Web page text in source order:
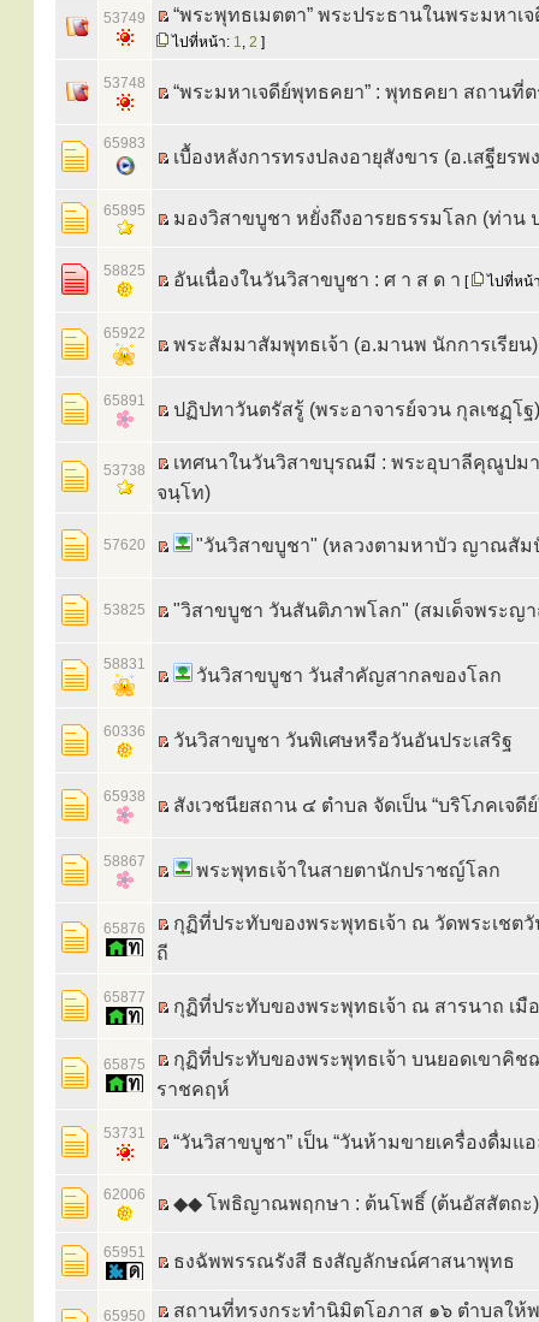
53749 “พระพุทธเมตตา” พระประธานในพระมหาเ
ไปที่หน้า: 1, 2 ]
53748 “พระมหาเจดีย์พุทธคยา” : พุทธคยา สถานที่
65983
เบื้องหลังการทรงปลงอายุสังขาร (อ.เสฐียร
65895 มองวิสาขบูชา หยั่งถึงอารยธรรมโลก (ท่าน
58825 อันเนื่องในวันวิสาขบูชา : ศ า ส ด า [ ไปที่หน้
65922
พระสัมมาสัมพุทธเจ้า (อ.มานพ นักการเรียน)
65891 ปฏิปทาวันตรัสรู้ (พระอาจารย์จวน กุลเชฏฺโฐ)
53738
เทศนาในวันวิสาขบุรณมี : พระอุบาลีคุณูปมา
จนฺโท)
57620 "วันวิสาขบูชา" (หลวงตามหาบัว ญาณสัม
53825 "วิสาขบูชา วันสันติภาพโลก" (สมเด็จพระญ
58831
วันวิสาขบูชา วันสำคัญสากลของโลก
60336 วันวิสาขบูชา วันพิเศษหรือวันอันประเสริฐ
65938 สังเวชนียสถาน ๔ ตำบล จัดเป็น “บริโภคเจดีย์
58867 พระพุทธเจ้าในสายตานักปราชญ์โลก
65876
กุฏิที่ประทับของพระพุทธเจ้า ณ วัดพระเชตวั
ถี
65877 กุฏิที่ประทับของพระพุทธเจ้า ณ สารนาถ เมื
65875
กุฏิที่ประทับของพระพุทธเจ้า บนยอดเขาคิช
ราชคฤห์
53731 “วันวิสาขบูชา” เป็น “วันห้ามขายเครื่องดื่มแ
62006 ◆◆ โพธิญาณพฤกษา : ต้นโพธิ์ (ต้นอัสสัตถะ)
65951 ธงฉัพพรรณรังสี ธงสัญลักษณ์ศาสนาพุทธ
65950 สถานที่ทรงกระทำนิมิตโอภาส ๑๖ ตำบลให้